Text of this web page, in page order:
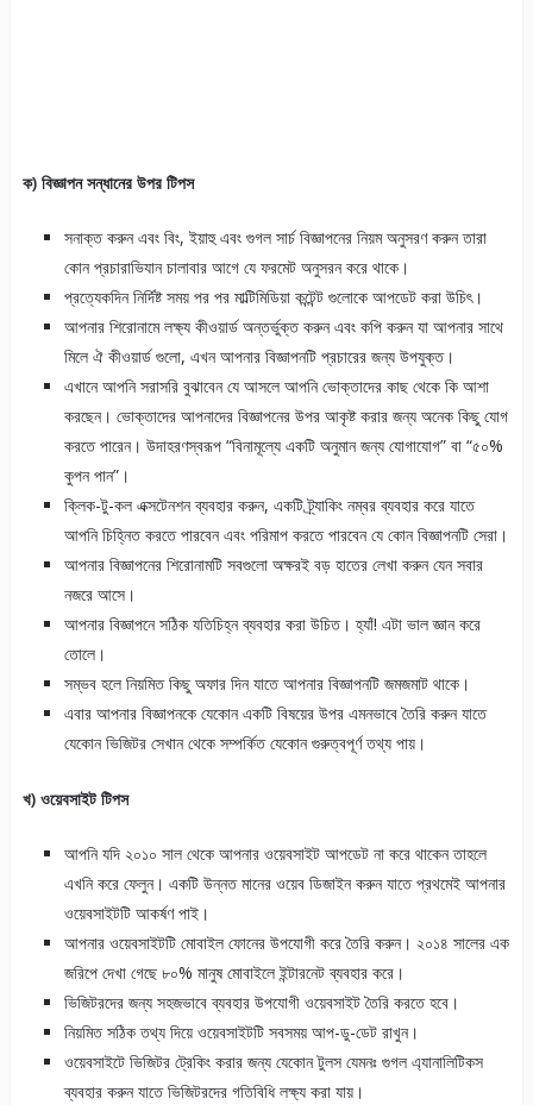
ক) বিজ্ঞাপন সন্ধানের উপর টিপস
সনাক্ত করুন এবং বিং, ইয়াহু এবং গুগল সার্চ বিজ্ঞাপনের নিয়ম অনুসরণ করুন তারা
কোন প্রচারাভিযান চালাবার আগে যে ফরমেট অনুসরন করে থাকে।
প্রত্যেকদিন নির্দিষ্ট সময় পর পর মাল্টিমিডিয়া কন্টেন্ট গুলোকে আপডেট করা উচিৎ।
আপনার শিরোনামে লক্ষ্য কীওয়ার্ড অন্তর্ভুক্ত করুন এবং কপি করুন যা আপনার সাথে
মিলে ঐ কীওয়ার্ড গুলো, এখন আপনার বিজ্ঞাপনটি প্রচারের জন্য উপযুক্ত।
এখানে আপনি সরাসরি বুঝাবেন যে আসলে আপনি ভোক্তাদের কাছ থেকে কি আশা
করছেন। ভোক্তাদের আপনাদের বিজ্ঞাপনের উপর আকৃষ্ট করার জন্য অনেক কিছু যোগ
করতে পারেন। উদাহরণস্বরূপ “বিনামূল্যে একটি অনুমান জন্য যোগাযোগ” বা “৫০%
কুপন পান”।
ক্লিক-টু-কল এক্সটেনশন ব্যবহার করুন, একটি ট্র্যাকিং নম্বর ব্যবহার করে যাতে
আপনি চিহ্নিত করতে পারবেন এবং পরিমাপ করতে পারবেন যে কোন বিজ্ঞাপনটি সেরা।
আপনার বিজ্ঞাপনের শিরোনামটি সবগুলো অক্ষরই বড় হাতের লেখা করুন যেন সবার
নজরে আসে।
আপনার বিজ্ঞাপনে সঠিক যতিচিহ্ন ব্যবহার করা উচিত। হ্যাঁ! এটা ভাল জ্ঞান করে
তোলে।
সম্ভব হলে নিয়মিত কিছু অফার দিন যাতে আপনার বিজ্ঞাপনটি জমজমাট থাকে।
এবার আপনার বিজ্ঞাপনকে যেকোন একটি বিষয়ের উপর এমনভাবে তৈরি করুন যাতে
যেকোন ভিজিটর সেখান থেকে সম্পর্কিত যেকোন গুরুত্বপূর্ণ তথ্য পায়।
খ) ওয়েবসাইট টিপস
আপনি যদি ২০১০ সাল থেকে আপনার ওয়েবসাইট আপডেট না করে থাকেন তাহলে
এখনি করে ফেলুন। একটি উন্নত মানের ওয়েব ডিজাইন করুন যাতে প্রথমেই আপনার
ওয়েবসাইটটি আকর্ষণ পাই।
আপনার ওয়েবসাইটটি মোবাইল ফোনের উপযোগী করে তৈরি করুন। ২০১৪ সালের এক
জরিপে দেখা গেছে ৮০% মানুষ মোবাইলে ইন্টারনেট ব্যবহার করে।
ভিজিটরদের জন্য সহজভাবে ব্যবহার উপযোগী ওয়েবসাইট তৈরি করতে হবে।
নিয়মিত সঠিক তথ্য দিয়ে ওয়েবসাইটটি সবসময় আপ-ডু-ডেট রাখুন।
ওয়েবসাইটে ভিজিটর ট্রেকিং করার জন্য যেকোন টুলস যেমনঃ গুগল এ্যানালিটিকস
ব্যবহার করুন যাতে ভিজিটরদের গতিবিধি লক্ষ্য করা যায়।